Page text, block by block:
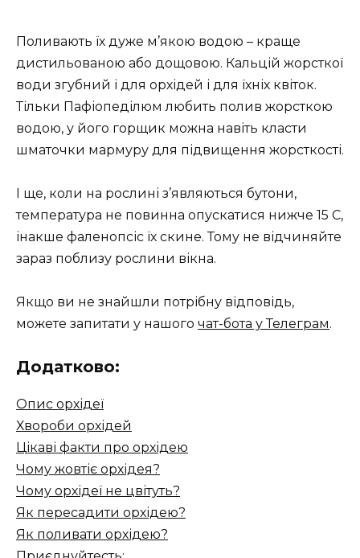
Поливають їх дуже м’якою водою – краще
дистильованою або дощовою. Кальцій жорсткої
води згубний і для орхідей і для їхніх квіток.
Тільки Пафіопеділюм любить полив жорсткою
водою, у його горщик можна навіть класти
шматочки мармуру для підвищення жорсткості.
І ще, коли на рослині з’являються бутони,
температура не повинна опускатися нижче 15 С,
інакше фаленопсіс їх скине. Тому не відчиняйте
зараз поблизу рослини вікна.
Якщо ви не знайшли потрібну відповідь,
можете запитати у нашого чат-бота у Телеграм.
Додатково:
Опис орхідеї
Хвороби орхідей
Цікаві факти про орхідею
Чому жовтіє орхідея?
Чому орхідеї не цвітуть?
Як пересадити орхідею?
Як поливати орхідею?